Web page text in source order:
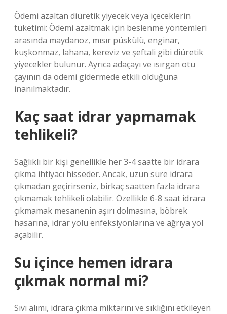
Ödemi azaltan diüretik yiyecek veya içeceklerin
tüketimi: Ödemi azaltmak için beslenme yöntemleri
arasında maydanoz, mısır püskülü, enginar,
kuşkonmaz, lahana, kereviz ve şeftali gibi diüretik
yiyecekler bulunur. Ayrıca adaçayı ve ısırgan otu
çayının da ödemi gidermede etkili olduğuna
inanılmaktadır.
Kaç saat idrar yapmamak
tehlikeli?
Sağlıklı bir kişi genellikle her 3-4 saatte bir idrara
çıkma ihtiyacı hisseder. Ancak, uzun süre idrara
çıkmadan geçirirseniz, birkaç saatten fazla idrara
çıkmamak tehlikeli olabilir. Özellikle 6-8 saat idrara
çıkmamak mesanenin aşırı dolmasına, böbrek
hasarına, idrar yolu enfeksiyonlarına ve ağrıya yol
açabilir.
Su içince hemen idrara
çıkmak normal mi?
Sıvı alımı, idrara çıkma miktarını ve sıklığını etkileyen